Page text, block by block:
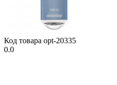
Код товара opt-20335
0.0